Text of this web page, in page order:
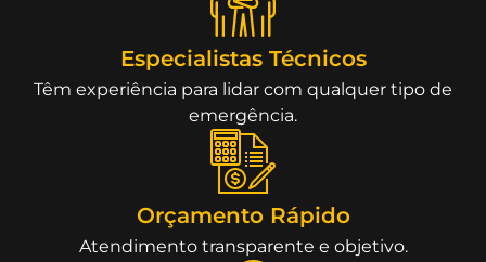
Especialistas Técnicos
Têm experiência para lidar com qualquer tipo de
emergência.
Orçamento Rápido
Atendimento transparente e objetivo.